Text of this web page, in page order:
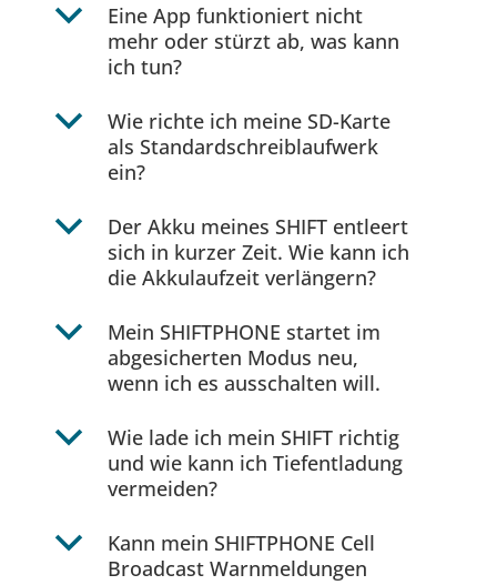
b
Eine App funktioniert nicht
mehr oder stürzt ab, was kann
ich tun?
b
Wie richte ich meine SD-Karte
als Standardschreiblaufwerk
ein?
b
Der Akku meines SHIFT entleert
sich in kurzer Zeit. Wie kann ich
die Akkulaufzeit verlängern?
b
Mein SHIFTPHONE startet im
abgesicherten Modus neu,
wenn ich es ausschalten will.
b
Wie lade ich mein SHIFT richtig
und wie kann ich Tiefentladung
vermeiden?
b
Kann mein SHIFTPHONE Cell
Broadcast Warnmeldungen